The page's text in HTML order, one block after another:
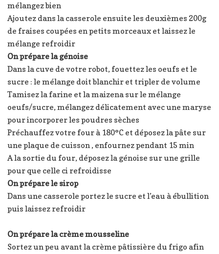
mélangez bien
Ajoutez dans la casserole ensuite les deuxièmes 200g
de fraises coupées en petits morceaux et laissez le
mélange refroidir
On prépare la génoise
Dans la cuve de votre robot, fouettez les oeufs et le
sucre : le mélange doit blanchir et tripler de volume
Tamisez la farine et la maizena sur le mélange
oeufs/sucre, mélangez délicatement avec une maryse
pour incorporer les poudres sèches
Préchauffez votre four à 180°C et déposez la pâte sur
une plaque de cuisson , enfournez pendant 15 min
A la sortie du four, déposez la génoise sur une grille
pour que celle ci refroidisse
On prépare le sirop
Dans une casserole portez le sucre et l’eau à ébullition
puis laissez refroidir
On prépare la crème mousseline
Sortez un peu avant la crème pâtissière du frigo afin